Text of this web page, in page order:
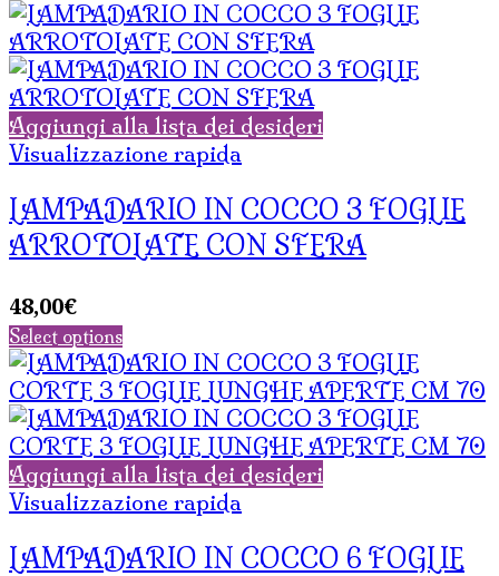
Aggiungi alla lista dei desideri
Visualizzazione rapida
LAMPADARIO IN COCCO 3 FOGLIE
ARROTOLATE CON SFERA
48,00€
Select options
Aggiungi alla lista dei desideri
Visualizzazione rapida
LAMPADARIO IN COCCO 6 FOGLIE